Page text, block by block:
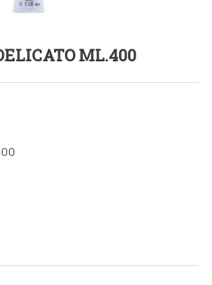
ML.400